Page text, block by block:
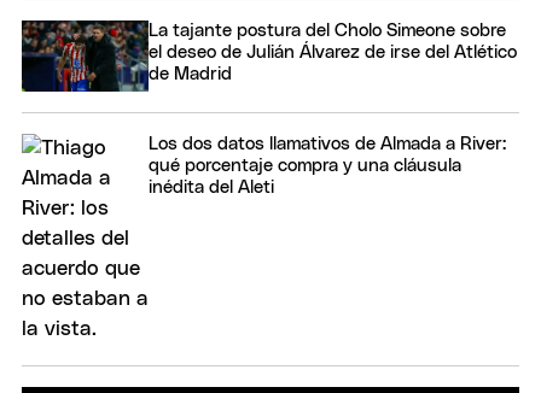
La tajante postura del Cholo Simeone sobre
el deseo de Julián Álvarez de irse del Atlético
de Madrid
Los dos datos llamativos de Almada a River:
qué porcentaje compra y una cláusula
inédita del Aleti